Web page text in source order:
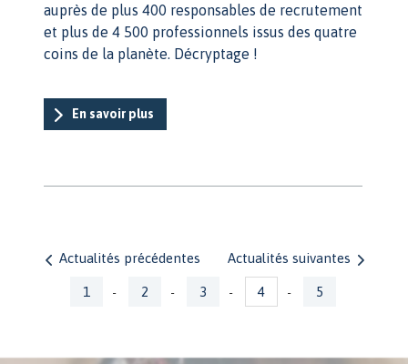
auprès de plus 400 responsables de recrutement
et plus de 4 500 professionnels issus des quatre
coins de la planète. Décryptage !
En savoir plus
Actualités suivantes
Actualités précédentes
1 - 2 - 3 - 4 - 5